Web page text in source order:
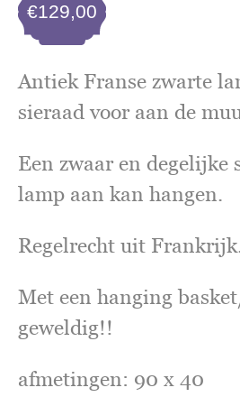
€129,00
Antiek Franse zwarte
sieraad voor aan de
Een zwaar en degelijke
lamp aan kan hangen.
Regelrecht uit
Met een hanging
geweldig!!
afmetingen: 90 x 40